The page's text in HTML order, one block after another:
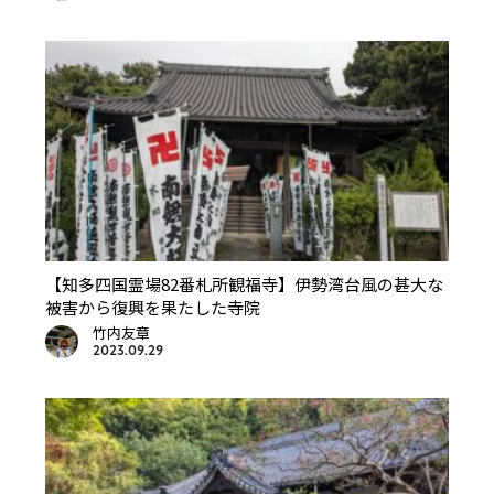
【知多四国霊場82番札所観福寺】伊勢湾台風の甚大な
被害から復興を果たした寺院
竹内友章
2023.09.29